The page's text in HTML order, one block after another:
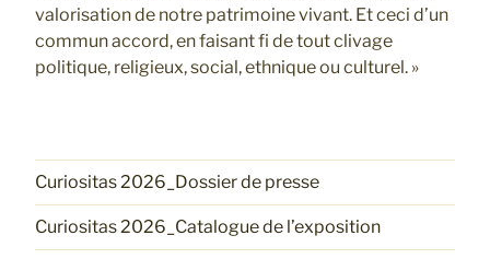
valorisation de notre patrimoine vivant. Et ceci d’un
commun accord, en faisant fi de tout clivage
politique, religieux, social, ethnique ou culturel. »
Curiositas 2026_Dossier de presse
Curiositas 2026_Catalogue de l’exposition